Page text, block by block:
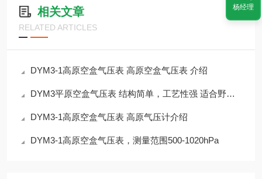
相关文章
RELATED ARTICLES
DYM3-1高原空盒气压表 高原空盒气压表 介绍
DYM3平原空盒气压表 结构简单，工艺性强 适合野外操作
DYM3-1高原空盒气压表 高原气压计介绍
DYM3-1高原空盒气压表，测量范围500-1020hPa
杨经理